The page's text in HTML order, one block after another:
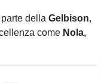
della Gelbison,
come Nola,